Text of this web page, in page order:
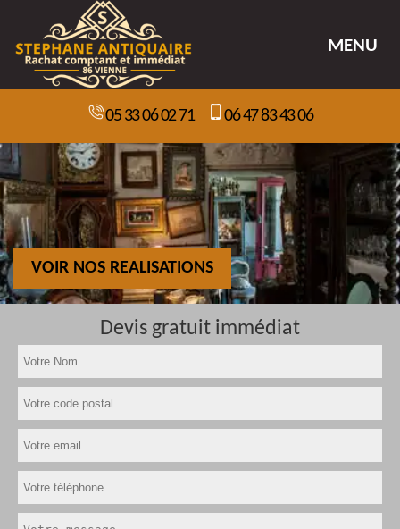
MENU
05 33 06 02 71 06 47 83 43 06
VOIR NOS REALISATIONS
Devis gratuit immédiat